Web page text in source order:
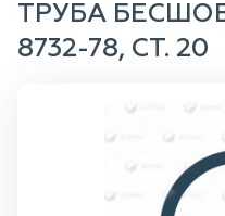
ТРУБА
8732-78, СТ. 20